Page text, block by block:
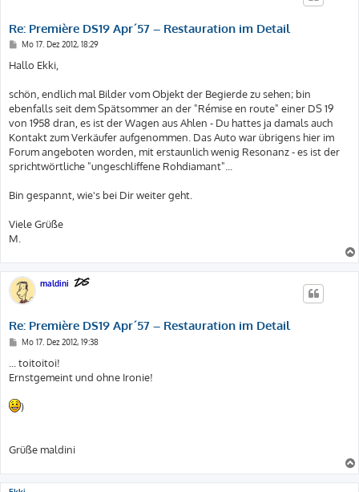
Re: Première DS19 Apr´57 – Restauration im Detail
B
i
t
a
g
Mo 17. Dez 2012, 18:29
Hallo Ekki,
schön, endlich mal Bilder vom Objekt der Begierde zu sehen; bin
ebenfalls seit dem Spätsommer an der "Rémise en route" einer DS 19
von 1958 dran, es ist der Wagen aus Ahlen - Du hattes ja damals auch
Kontakt zum Verkäufer aufgenommen. Das Auto war übrigens hier im
Forum angeboten worden, mit erstaunlich wenig Resonanz - es ist der
sprichtwörtliche "ungeschliffene Rohdiamant"...
Bin gespannt, wie's bei Dir weiter geht.
Viele Grüße
M.
maldini
Re: Première DS19 Apr´57 – Restauration im Detail
B
i
t
r
g
Mo 17. Dez 2012, 19:38
... toitoitoi!
Ernstgemeint und ohne Ironie!
)
Grüße maldini